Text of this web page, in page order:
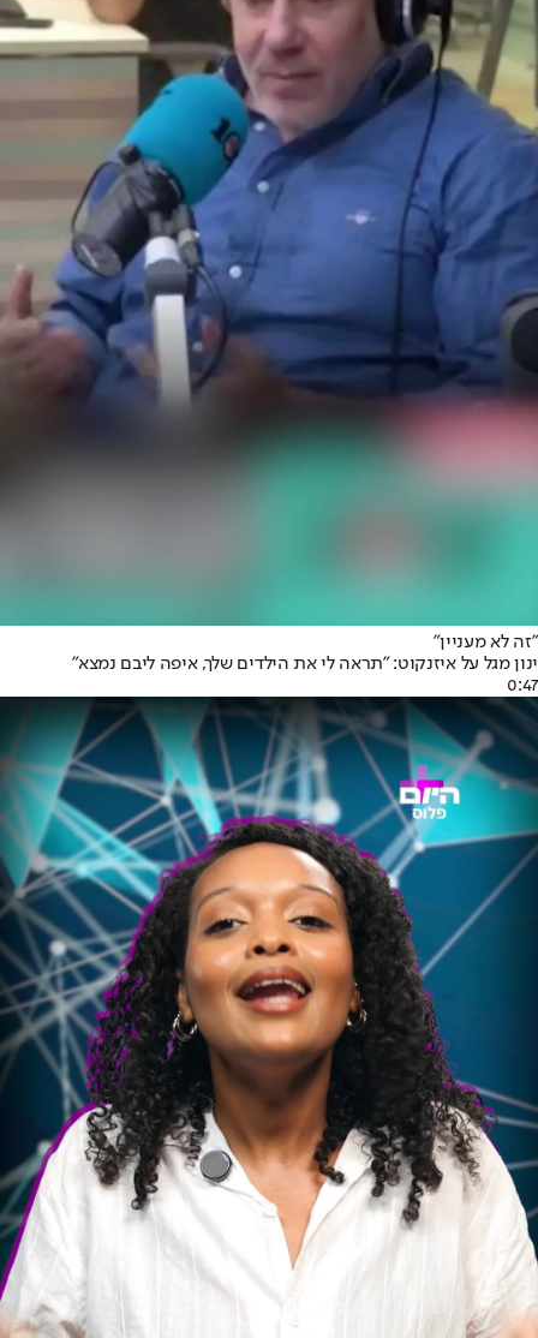
"זה לא מעניין"
ינון מגל על איזנקוט: "תראה לי את הילדים שלך, איפה ליבם נמצא"
0:47